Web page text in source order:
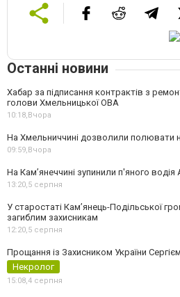
Останні новини
Хабар за підписання контрактів з
голови Хмельницької ОВА
10:18, Вчора
На Хмельниччині дозволили полювати
09:59, Вчора
На Камʼянеччині зупинили п'яного водія
13:20,5 серпня
У старостаті Кам’янець-Подільської
загиблим захисникам
12:20,5 серпня
Прощання із Захисником України
Некролог
15:08,4 серпня